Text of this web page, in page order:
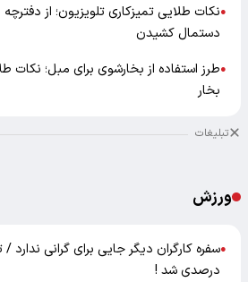
●نکات طلایی تمیزکاری تلویزیون؛ از
دستمال کشیدن
●طرز استفاده از بخارشوی برای مبل؛ نکات
بخار
تبلیغات
ورزش
●
درصدی شد !